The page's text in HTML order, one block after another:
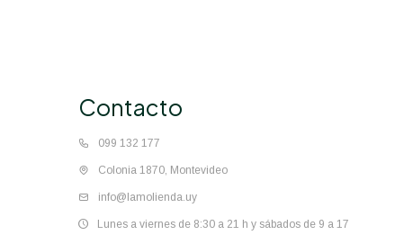
Contacto
099 132 177
Colonia 1870, Montevideo
info@lamolienda.uy
Lunes a viernes de 8:30 a 21 h y sábados de 9 a 17